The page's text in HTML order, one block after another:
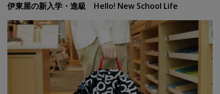
伊東屋の新入学・進級 Hello! New School Life